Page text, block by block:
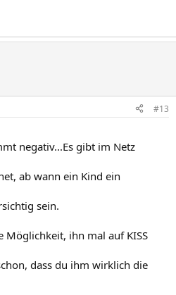
#13
negativ...Es gibt im Netz
ab wann ein Kind ein
sein.
Möglichkeit, ihn mal auf KISS
dass du ihm wirklich die